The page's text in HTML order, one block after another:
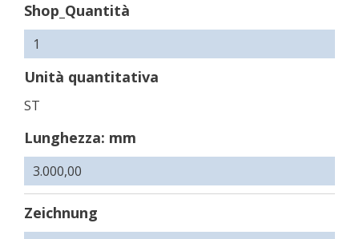
Shop_Quantità
Unità quantitativa
ST
Lunghezza: mm
Zeichnung